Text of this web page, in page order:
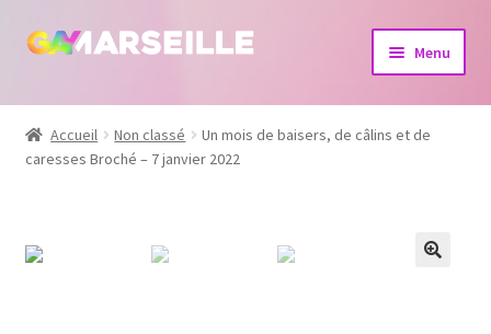
Aller
navigation
Aller
Menu
Boutique
Bijoux
Accueil Non classé
Un mois de baisers, de câlins et de
caresses Broché – 7 janvier 2022